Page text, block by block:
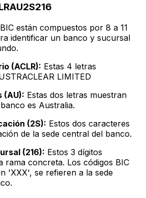
están compuestos por 8 a 11
identificar un banco y sucursal
(ACLR): Estas 4 letras
LIMITED
(AU): Estas dos letras muestran
es Australia.
(2S): Estos dos caracteres
de la sede central del banco.
(216): Estos 3 dígitos
rama concreta. Los códigos BIC
'XXX', se refieren a la sede